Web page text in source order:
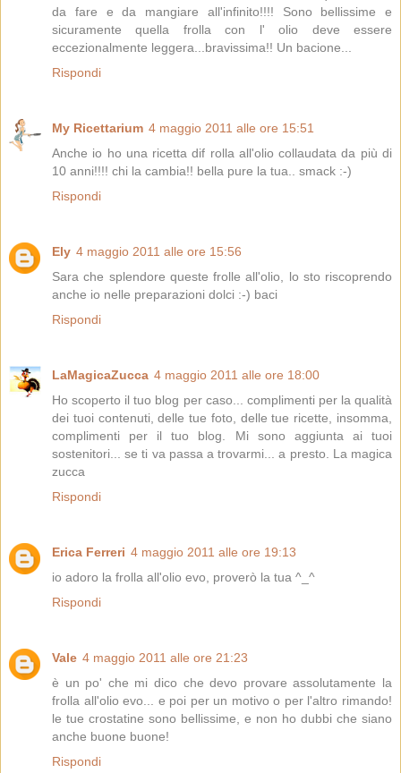
da fare e da mangiare all'infinito!!!! Sono bellissime e
sicuramente quella frolla con l' olio deve essere
eccezionalmente leggera...bravissima!! Un bacione...
Rispondi
My Ricettarium 4 maggio 2011 alle ore 15:51
Anche io ho una ricetta dif rolla all'olio collaudata da più di
10 anni!!!! chi la cambia!! bella pure la tua.. smack :-)
Rispondi
Ely 4 maggio 2011 alle ore 15:56
Sara che splendore queste frolle all'olio, lo sto riscoprendo
anche io nelle preparazioni dolci :-) baci
Rispondi
LaMagicaZucca 4 maggio 2011 alle ore 18:00
Ho scoperto il tuo blog per caso... complimenti per la qualità
dei tuoi contenuti, delle tue foto, delle tue ricette, insomma,
complimenti per il tuo blog. Mi sono aggiunta ai tuoi
sostenitori... se ti va passa a trovarmi... a presto. La magica
zucca
Rispondi
Erica Ferreri 4 maggio 2011 alle ore 19:13
io adoro la frolla all'olio evo, proverò la tua ^_^
Rispondi
Vale 4 maggio 2011 alle ore 21:23
è un po' che mi dico che devo provare assolutamente la
frolla all'olio evo... e poi per un motivo o per l'altro rimando!
le tue crostatine sono bellissime, e non ho dubbi che siano
anche buone buone!
Rispondi